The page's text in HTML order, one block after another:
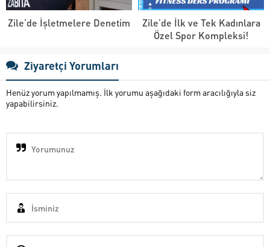
Zile’de İşletmelere Denetim
Zile’de İlk ve Tek Kadınlara
Özel Spor Kompleksi!
Ziyaretçi Yorumları
Henüz yorum yapılmamış. İlk yorumu aşağıdaki form aracılığıyla siz
yapabilirsiniz.